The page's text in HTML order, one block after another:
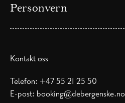
Personvern
Kontakt oss
Telefon: +47 55 21 25 50
E-post: booking@debergenske.no